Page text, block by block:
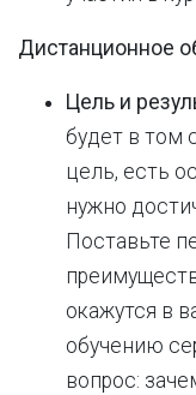
Дистанционное
Цель и
будет в том
цель, есть
нужно
Поставьте
окажутся в
обучению
вопрос: